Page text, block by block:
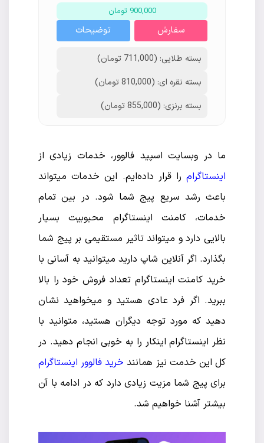
900,000 تومان
سفارش توضیحات
بسته طلایی: (711,000 تومان)
بسته نقره ای: (810,000 تومان)
بسته برنزی: (855,000 تومان)
ما در وبسایتاسپید فالوور، خدمات زیادی از
اینستاگرام را قرار داده‌ایم. این خدمات میتواند
باعث رشد سریع پیج شما شود. در بین تمام
خدمات، کامنت اینستاگرام محبوبیت بسیار
بالایی دارد و میتواند تاثیر مستقیمی بر پیج شما
بگذارد. اگر آنلاین شاپ دارید میتوانید به آسانی با
خرید کامنت اینستاگرام تعداد فروش خود را بالا
ببرید. اگر فرد عادی هستید و میخواهید نشان
دهید که مورد توجه دیگران هستید، متوانید با
نظر اینستاگرام اینکار را به خوبی انجام دهید. در
کل این خدمت نیز همانند خرید فالوور اینستاگرام
برای پیج شما مزیت‌ زیادی دارد که در ادامه با آن
بیشتر آشنا خواهیم شد.